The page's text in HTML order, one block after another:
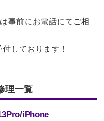
事前にお電話にてご相
しております！
理一覧
/iPhone